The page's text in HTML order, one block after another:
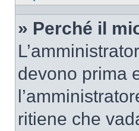
» Perché il
devono prima
ritiene che